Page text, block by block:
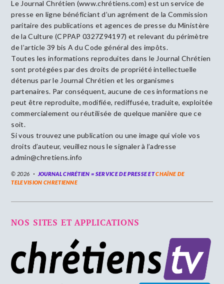
Le Journal Chrétien (www.chrétiens.com) est un service de
presse en ligne bénéficiant d’un agrément de la Commission
paritaire des publications et agences de presse du Ministère
de la Culture (CPPAP 0327Z94197) et relevant du périmètre
de l’article 39 bis A du Code général des impôts.
Toutes les informations reproduites dans le Journal Chrétien
sont protégées par des droits de propriété intellectuelle
détenus par le Journal Chrétien et les organismes
partenaires. Par conséquent, aucune de ces informations ne
peut être reproduite, modifiée, rediffusée, traduite, exploitée
commercialement ou réutilisée de quelque manière que ce
soit.
Si vous trouvez une publication ou une image qui viole vos
droits d’auteur, veuillez nous le signaler à l’adresse
admin@chretiens.info
© 2026 JOURNAL CHRÉTIEN = SERVICE DE PRESSE ETCHAÎNE DE
TELEVISION CHRETIENNE
NOS SITES ET APPLICATIONS